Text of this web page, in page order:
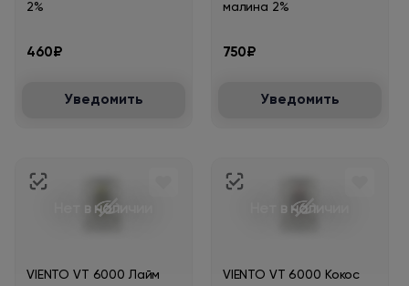
2%
460₽
Уведомить
малина 2%
750₽
Уведомить
Нет в наличии
VIENTO VT 6000 Лайм
Нет в наличии
VIENTO VT 6000 Кокос